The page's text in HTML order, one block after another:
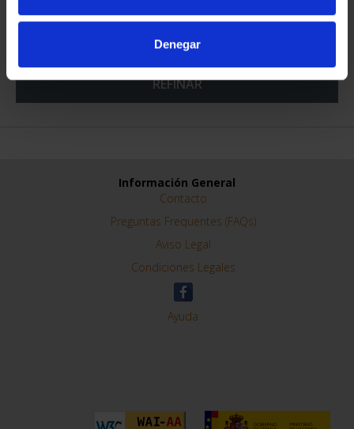
Denegar
REFINAR
Información General
Contacto
Preguntas Frequentes (FAQs)
Aviso Legal
Condiciones Legales
Ayuda